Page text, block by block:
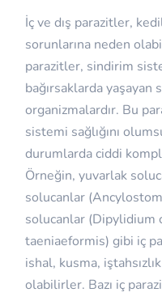
İç ve dış parazitler,
sorunlarına neden
parazitler, sindirim
bağırsaklarda yaşayan
organizmalardır. Bu
sistemi sağlığını
durumlarda ciddi
Örneğin, yuvarlak
solucanlar
solucanlar (Dipylidium
taeniaeformis) gibi iç
ishal, kusma,
olabilirler. Bazı iç